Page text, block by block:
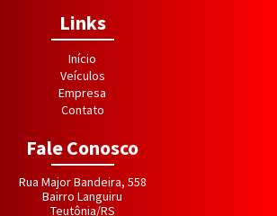
Links
Início
Veículos
Empresa
Contato
Fale Conosco
Rua Major Bandeira, 558
Bairro Languiru
Teutônia/RS